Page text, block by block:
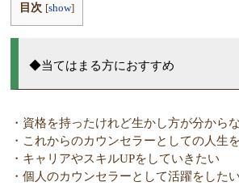
目次 [show]
◆当てはまる方におすすめ
・資格を持ったけれど生かし方が分から
・これからのカウンセラーとしての人生
・キャリアやスキルUPをしていきたい
・個人のカウンセラーとして活躍をしたい